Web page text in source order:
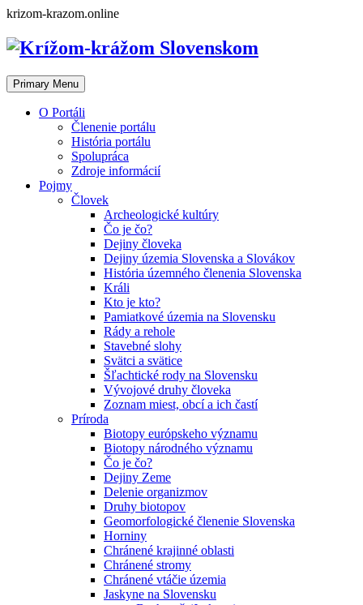
Skip
content
krizom-krazom.online
Primary Menu
O Portáli
Členenie portálu
História portálu
Spolupráca
Zdroje informácií
Pojmy
Človek
Archeologické kultúry
Čo je čo?
Dejiny človeka
Dejiny územia Slovenska a Slovákov
História územného členenia Slovenska
Králi
Kto je kto?
Pamiatkové územia na Slovensku
Rády a rehole
Stavebné slohy
Svätci a svätice
Šľachtické rody na Slovensku
Vývojové druhy človeka
Zoznam miest, obcí a ich častí
Príroda
Biotopy európskeho významu
Biotopy národného významu
Čo je čo?
Dejiny Zeme
Delenie organizmov
Druhy biotopov
Geomorfologické členenie Slovenska
Horniny
Chránené krajinné oblasti
Chránené stromy
Chránené vtáčie územia
Jaskyne na Slovensku